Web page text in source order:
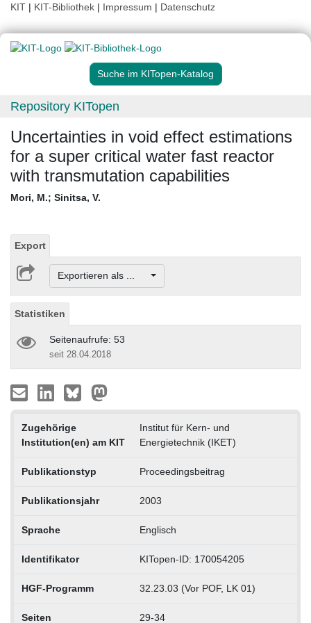
KIT | KIT-Bibliothek | Impressum | Datenschutz
Suche im KITopen-Katalog
Repository KITopen
Uncertainties in void effect estimations
for a super critical water fast reactor
with transmutation capabilities
Mori, M.; Sinitsa, V.
Export
Exportieren als ...
Statistiken
Seitenaufrufe: 53
seit 28.04.2018
Zugehörige
Institution(en) am KIT
Institut für Kern- und
Energietechnik (IKET)
Publikationstyp Proceedingsbeitrag
Publikationsjahr 2003
Sprache Englisch
Identifikator KITopen-ID: 170054205
HGF-Programm 32.23.03 (Vor POF, LK 01)
Seiten 29-34